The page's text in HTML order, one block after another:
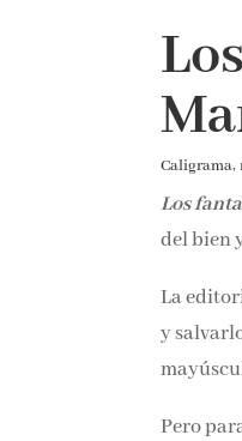
Caligrama,
Los
del bien
La
y
Pero